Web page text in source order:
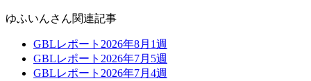
ゆふいんさん関連記事
GBLレポート2026年8月1週
GBLレポート2026年7月5週
GBLレポート2026年7月4週